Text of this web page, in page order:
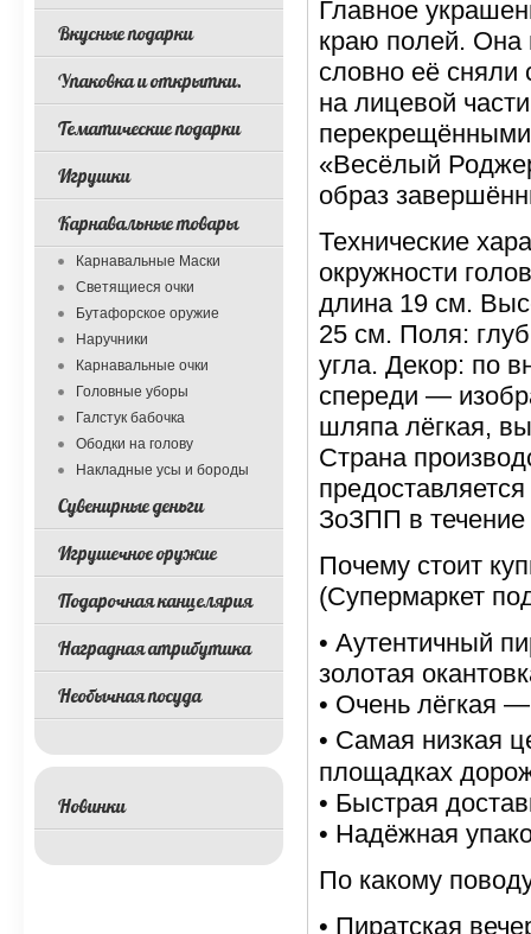
Главное
краю полей. Она
словно её сняли
на лицевой
«Весёлый
образ
Технические
окружности
длина 19 см.
25 см. Поля:
угла. Декор: по
спереди —
шляпа лёгкая,
Страна
ЗоЗПП в
Почему стоит
(Супермаркет
• Аутентичный
золотая
• Очень лёгкая
• Самая низкая
площадках
• Быстрая
• Надёжная
По какому
• Пиратская
Вкусные подарки
Упаковка и открытки.
Тематические подарки
Игрушки
Карнавальные товары
Карнавальные Маски
Светящиеся очки
Бутафорское оружие
Наручники
Карнавальные очки
Головные уборы
Галстук бабочка
Ободки на голову
Накладные усы и бороды
Сувенирные деньги
Игрушечное оружие
Подарочная канцелярия
Наградная атрибутика
Необычная посуда
Новинки